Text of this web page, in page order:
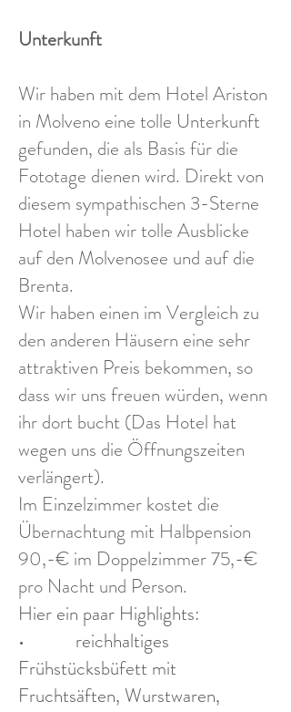
Unterkunft
Wir haben mit dem Hotel Ariston
in Molveno eine tolle Unterkunft
gefunden, die als Basis für die
Fototage dienen wird. Direkt von
diesem sympathischen 3-Sterne
Hotel haben wir tolle Ausblicke
auf den Molvenosee und auf die
Brenta.
Wir haben einen im Vergleich zu
den anderen Häusern eine sehr
attraktiven Preis bekommen, so
dass wir uns freuen würden, wenn
ihr dort bucht (Das Hotel hat
wegen uns die Öffnungszeiten
verlängert).
Im Einzelzimmer kostet die
Übernachtung mit Halbpension
90,-€ im Doppelzimmer 75,-€
pro Nacht und Person.
Hier ein paar Highlights:
• reichhaltiges
Frühstücksbüfett mit
Fruchtsäften, Wurstwaren,